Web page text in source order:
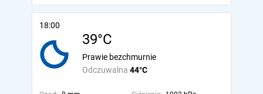
18:00
39°C
Odczuwalna 44°C
Prawie bezchmurnie